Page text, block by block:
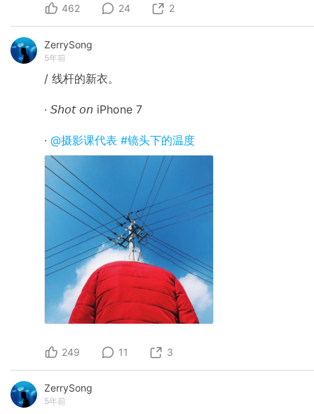
462 24 2
ZerrySong
5年前
/ 线杆的新衣。
· 𝘚𝘩𝘰𝘵 𝘰𝘯 iPhone 7
· @摄影课代表 #镜头下的温度
249 11 3
ZerrySong
5年前